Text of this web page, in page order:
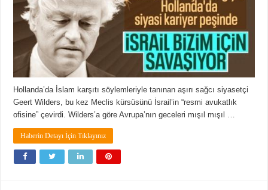
Hollanda’da İslam karşıtı söylemleriyle tanınan aşırı sağcı siyasetçi
Geert Wilders, bu kez Meclis kürsüsünü İsrail’in “resmi avukatlık
ofisine” çevirdi. Wilders’a göre Avrupa’nın geceleri mışıl mışıl …
Haberin Detayı İçin Tıklayınız